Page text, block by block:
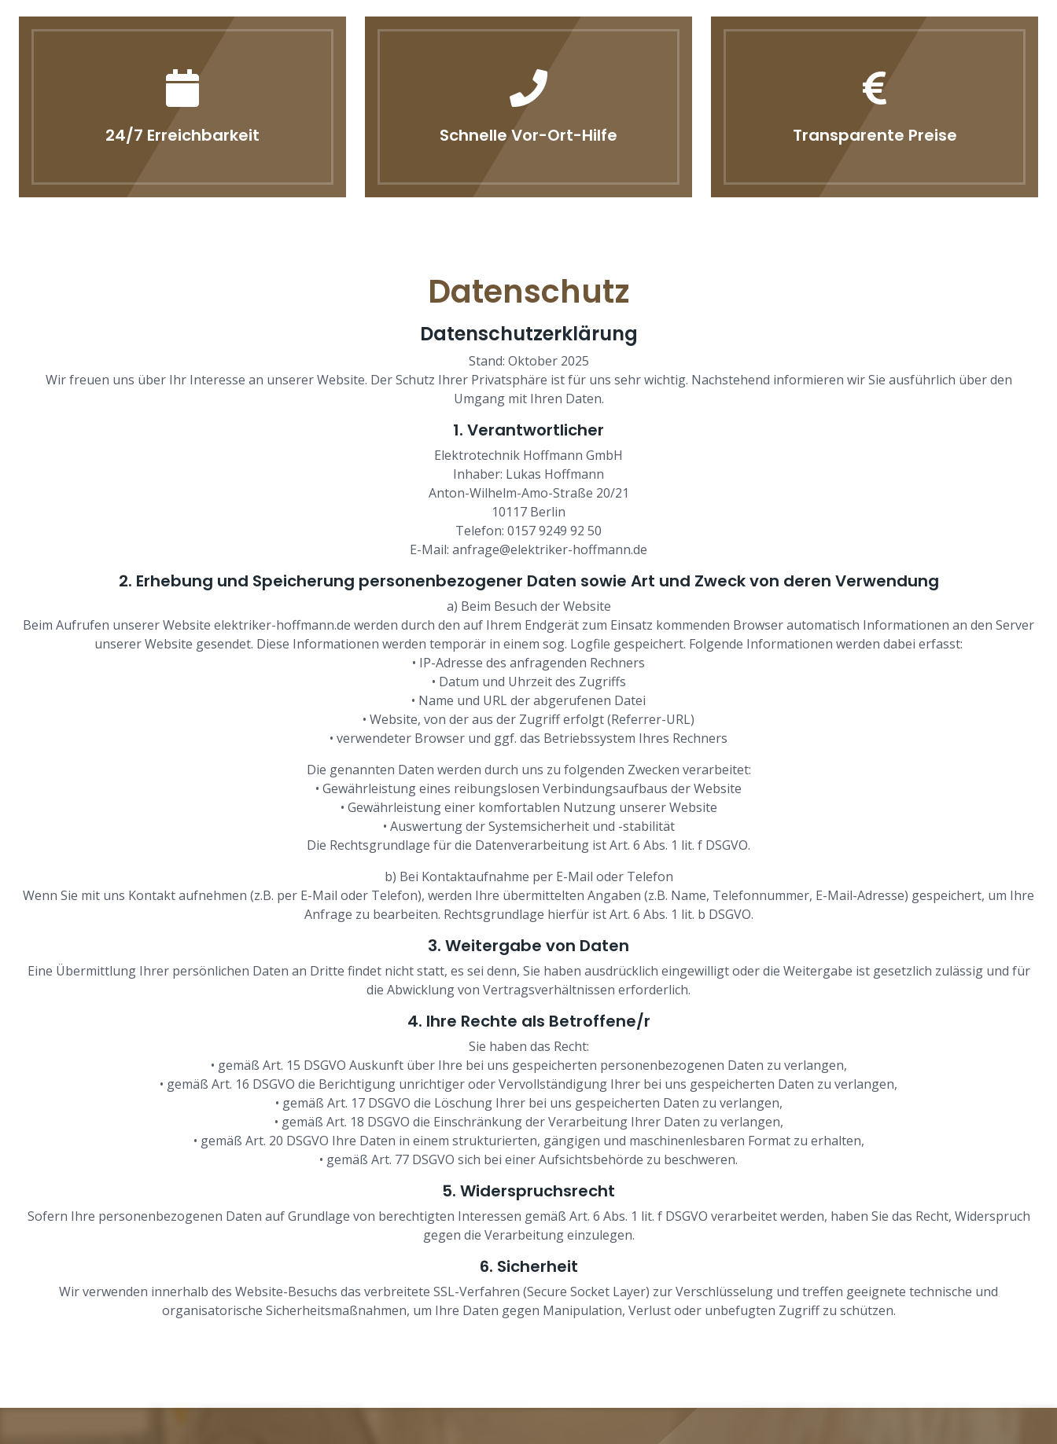
24/7 Erreichbarkeit Schnelle Vor-Ort-Hilfe Transparente Preise
Datenschutz
Datenschutzerklärung
Stand: Oktober 2025
Wir freuen uns über Ihr Interesse an unserer Website. Der Schutz Ihrer Privatsphäre ist für uns sehr wichtig. Nachstehend informieren wir Sie ausführlich über den
Umgang mit Ihren Daten.
1. Verantwortlicher
Elektrotechnik Hoffmann GmbH
Inhaber: Lukas Hoffmann
Anton-Wilhelm-Amo-Straße 20/21
10117 Berlin
Telefon: 0157 9249 92 50
E-Mail: anfrage@elektriker-hoffmann.de
2. Erhebung und Speicherung personenbezogener Daten sowie Art und Zweck von deren Verwendung
a) Beim Besuch der Website
Beim Aufrufen unserer Website elektriker-hoffmann.de werden durch den auf Ihrem Endgerät zum Einsatz kommenden Browser automatisch Informationen an den Server
unserer Website gesendet. Diese Informationen werden temporär in einem sog. Logfile gespeichert. Folgende Informationen werden dabei erfasst:
• IP-Adresse des anfragenden Rechners
• Datum und Uhrzeit des Zugriffs
• Name und URL der abgerufenen Datei
• Website, von der aus der Zugriff erfolgt (Referrer-URL)
• verwendeter Browser und ggf. das Betriebssystem Ihres Rechners
Die genannten Daten werden durch uns zu folgenden Zwecken verarbeitet:
• Gewährleistung eines reibungslosen Verbindungsaufbaus der Website
• Gewährleistung einer komfortablen Nutzung unserer Website
• Auswertung der Systemsicherheit und -stabilität
Die Rechtsgrundlage für die Datenverarbeitung ist Art. 6 Abs. 1 lit. f DSGVO.
b) Bei Kontaktaufnahme per E-Mail oder Telefon
Wenn Sie mit uns Kontakt aufnehmen (z.B. per E-Mail oder Telefon), werden Ihre übermittelten Angaben (z.B. Name, Telefonnummer, E-Mail-Adresse) gespeichert, um Ihre
Anfrage zu bearbeiten. Rechtsgrundlage hierfür ist Art. 6 Abs. 1 lit. b DSGVO.
3. Weitergabe von Daten
Eine Übermittlung Ihrer persönlichen Daten an Dritte findet nicht statt, es sei denn, Sie haben ausdrücklich eingewilligt oder die Weitergabe ist gesetzlich zulässig und für
die Abwicklung von Vertragsverhältnissen erforderlich.
4. Ihre Rechte als Betroffene/r
Sie haben das Recht:
• gemäß Art. 15 DSGVO Auskunft über Ihre bei uns gespeicherten personenbezogenen Daten zu verlangen,
• gemäß Art. 16 DSGVO die Berichtigung unrichtiger oder Vervollständigung Ihrer bei uns gespeicherten Daten zu verlangen,
• gemäß Art. 17 DSGVO die Löschung Ihrer bei uns gespeicherten Daten zu verlangen,
• gemäß Art. 18 DSGVO die Einschränkung der Verarbeitung Ihrer Daten zu verlangen,
• gemäß Art. 20 DSGVO Ihre Daten in einem strukturierten, gängigen und maschinenlesbaren Format zu erhalten,
• gemäß Art. 77 DSGVO sich bei einer Aufsichtsbehörde zu beschweren.
5. Widerspruchsrecht
Sofern Ihre personenbezogenen Daten auf Grundlage von berechtigten Interessen gemäß Art. 6 Abs. 1 lit. f DSGVO verarbeitet werden, haben Sie das Recht, Widerspruch
gegen die Verarbeitung einzulegen.
6. Sicherheit
Wir verwenden innerhalb des Website-Besuchs das verbreitete SSL-Verfahren (Secure Socket Layer) zur Verschlüsselung und treffen geeignete technische und
organisatorische Sicherheitsmaßnahmen, um Ihre Daten gegen Manipulation, Verlust oder unbefugten Zugriff zu schützen.